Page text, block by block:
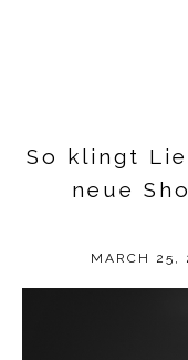
So klingt
neue
MARCH 25,